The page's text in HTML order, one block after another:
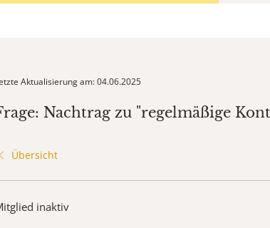
Aktualisierung am: 04.06.2025
Nachtrag zu "regelmäßige
Übersicht
inaktiv